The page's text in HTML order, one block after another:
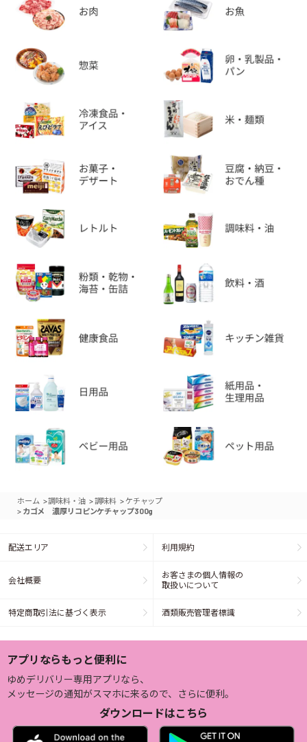
ホーム >調味料・油 >調味料 >ケチャップ
> カゴメ 濃厚リコピンケチャップ300g
配送エリア 利用規約
会社概要
お客さまの個人情報の
取扱いについて
特定商取引法に基づく表示 酒類販売管理者標識
アプリならもっと便利に
ゆめデリバリー専用アプリなら、
メッセージの通知がスマホに来るので、さらに便利。
ダウンロードはこちら